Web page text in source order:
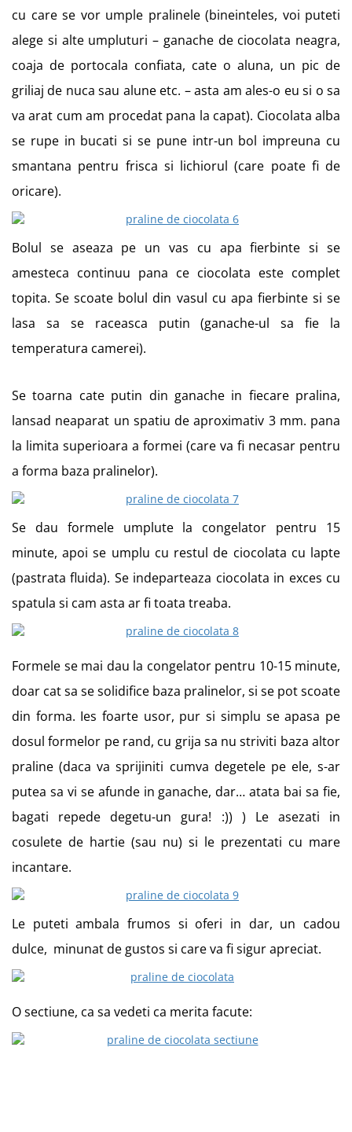
cu care se vor umple pralinele (bineinteles, voi puteti
alege si alte umpluturi – ganache de ciocolata neagra,
coaja de portocala confiata, cate o aluna, un pic de
griliaj de nuca sau alune etc. – asta am ales-o eu si o sa
va arat cum am procedat pana la capat). Ciocolata alba
se rupe in bucati si se pune intr-un bol impreuna cu
smantana pentru frisca si lichiorul (care poate fi de
oricare).
Bolul se aseaza pe un vas cu apa fierbinte si se
amesteca continuu pana ce ciocolata este complet
topita. Se scoate bolul din vasul cu apa fierbinte si se
lasa sa se raceasca putin (ganache-ul sa fie la
temperatura camerei).
Se toarna cate putin din ganache in fiecare pralina,
lansad neaparat un spatiu de aproximativ 3 mm. pana
la limita superioara a formei (care va fi necasar pentru
a forma baza pralinelor).
Se dau formele umplute la congelator pentru 15
minute, apoi se umplu cu restul de ciocolata cu lapte
(pastrata fluida). Se indeparteaza ciocolata in exces cu
spatula si cam asta ar fi toata treaba.
Formele se mai dau la congelator pentru 10-15 minute,
doar cat sa se solidifice baza pralinelor, si se pot scoate
din forma. Ies foarte usor, pur si simplu se apasa pe
dosul formelor pe rand, cu grija sa nu striviti baza altor
praline (daca va sprijiniti cumva degetele pe ele, s-ar
putea sa vi se afunde in ganache, dar… atata bai sa fie,
bagati repede degetu-un gura! :)) ) Le asezati in
cosulete de hartie (sau nu) si le prezentati cu mare
incantare.
Le puteti ambala frumos si oferi in dar, un cadou
dulce, minunat de gustos si care va fi sigur apreciat.
O sectiune, ca sa vedeti ca merita facute: